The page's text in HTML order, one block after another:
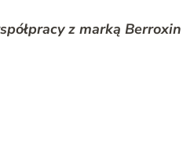
z marką Berroxin